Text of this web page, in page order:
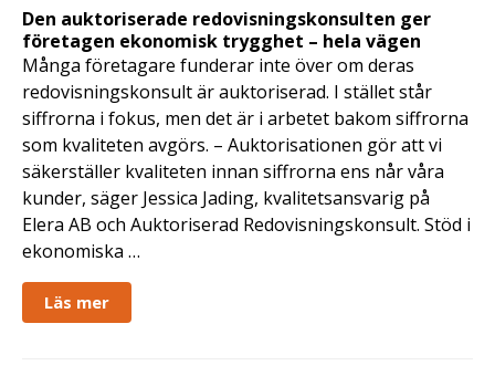
Den auktoriserade redovisningskonsulten ger
företagen ekonomisk trygghet – hela vägen
Många företagare funderar inte över om deras
redovisningskonsult är auktoriserad. I stället står
siffrorna i fokus, men det är i arbetet bakom siffrorna
som kvaliteten avgörs. – Auktorisationen gör att vi
säkerställer kvaliteten innan siffrorna ens når våra
kunder, säger Jessica Jading, kvalitetsansvarig på
Elera AB och Auktoriserad Redovisningskonsult. Stöd i
ekonomiska …
Läs mer